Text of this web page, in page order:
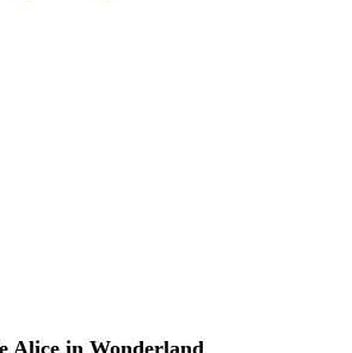
Alice in Wonderland